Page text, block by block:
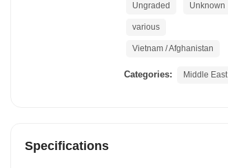
Ungraded Unknown
various
Vietnam / Afghanistan
Categories: Middle East
Specifications